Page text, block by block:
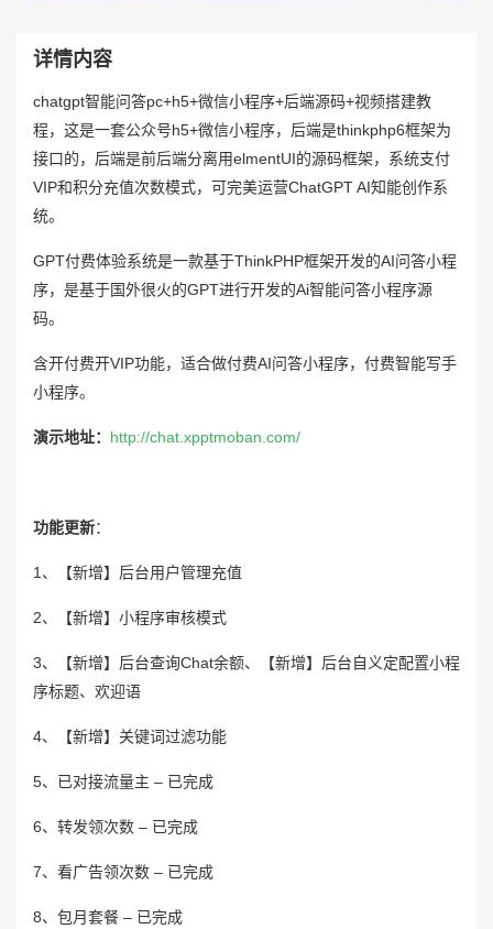
详情内容
chatgpt智能问答pc+h5+微信小程序+后端源码+视频搭建教
程，这是一套公众号h5+微信小程序，后端是thinkphp6框架为
接口的，后端是前后端分离用elmentUI的源码框架，系统支付
VIP和积分充值次数模式，可完美运营ChatGPT AI知能创作系
统。
GPT付费体验系统是一款基于ThinkPHP框架开发的AI问答小程
序，是基于国外很火的GPT进行开发的Ai智能问答小程序源
码。
含开付费开VIP功能，适合做付费AI问答小程序，付费智能写手
小程序。
演示地址： http://chat.xpptmoban.com/
功能更新：
1、【新增】后台用户管理充值
2、【新增】小程序审核模式
3、【新增】后台查询Chat余额、【新增】后台自义定配置小程
序标题、欢迎语
4、【新增】关键词过滤功能
5、已对接流量主 – 已完成
6、转发领次数 – 已完成
7、看广告领次数 – 已完成
8、包月套餐 – 已完成